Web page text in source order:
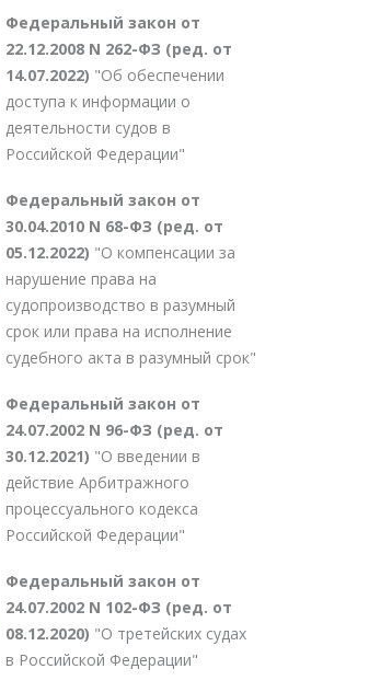
Федеральный закон от
22.12.2008 N 262-ФЗ (ред. от
14.07.2022) "Об обеспечении
доступа к информации о
деятельности судов в
Российской Федерации"
Федеральный закон от
30.04.2010 N 68-ФЗ (ред. от
05.12.2022) "О компенсации за
нарушение права на
судопроизводство в разумный
срок или права на исполнение
судебного акта в разумный срок"
Федеральный закон от
24.07.2002 N 96-ФЗ (ред. от
30.12.2021) "О введении в
действие Арбитражного
процессуального кодекса
Российской Федерации"
Федеральный закон от
24.07.2002 N 102-ФЗ (ред. от
08.12.2020) "О третейских судах
в Российской Федерации"